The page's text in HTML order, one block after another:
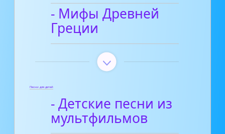
- Мифы Древней
Греции
Песни для детей
- Детские песни из
мультфильмов